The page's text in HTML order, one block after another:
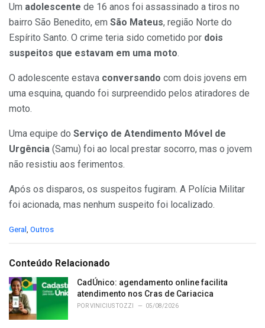
Um adolescente de 16 anos foi assassinado a tiros no
bairro São Benedito, em São Mateus, região Norte do
Espírito Santo. O crime teria sido cometido por dois
suspeitos que estavam em uma moto.
O adolescente estava conversando com dois jovens em
uma esquina, quando foi surpreendido pelos atiradores de
moto.
Uma equipe do Serviço de Atendimento Móvel de
Urgência (Samu) foi ao local prestar socorro, mas o jovem
não resistiu aos ferimentos.
Após os disparos, os suspeitos fugiram. A Polícia Militar
foi acionada, mas nenhum suspeito foi localizado.
C
e
o
r
i
e
Geral Outros
Conteúdo Relacionado
CadÚnico: agendamento online facilita
atendimento nos Cras de Cariacica
PORVINICIUS TOZZI 05/08/2026